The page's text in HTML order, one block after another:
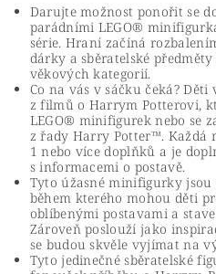
Darujte možnost ponořit se
parádními LEGO®
série. Hraní začíná
dárky a sběratelské
věkových kategorií.
Co na vás v sáčku čeká?
z filmů o Harrym Potterovi,
LEGO® minifigurek nebo se
z řady Harry Potter™. Každá
1 nebo více doplňků a je
s informacemi o postavě.
Tyto úžasné minifigurky
během kterého mohou děti
oblíbenými postavami a
Zároveň poslouží jako
se budou skvěle vyjímat na
Tyto jedinečné sběratelské